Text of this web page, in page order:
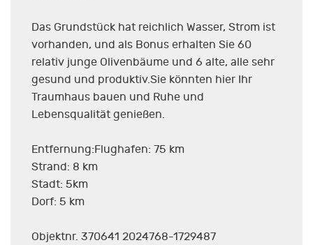
Das Grundstück hat reichlich Wasser, Strom ist
vorhanden, und als Bonus erhalten Sie 60
relativ junge Olivenbäume und 6 alte, alle sehr
gesund und produktiv.Sie könnten hier Ihr
Traumhaus bauen und Ruhe und
Lebensqualität genießen.
Entfernung:Flughafen: 75 km
Strand: 8 km
Stadt: 5km
Dorf: 5 km
Objektnr. 370641 2024768-1729487